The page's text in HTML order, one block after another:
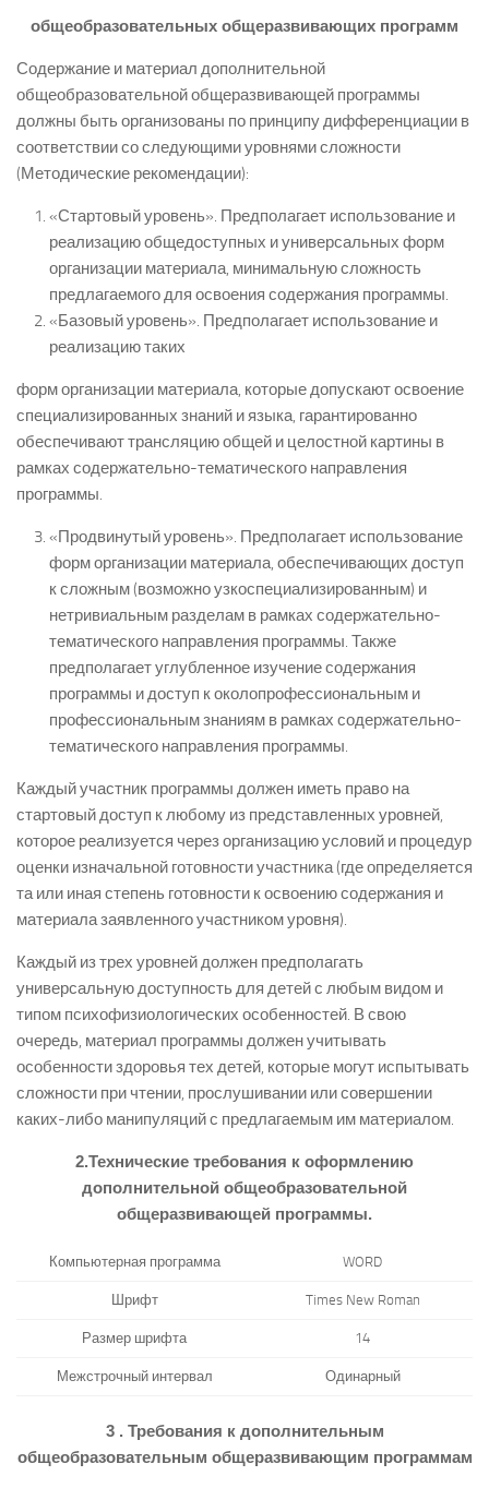
общеобразовательных общеразвивающих программ
Содержание и материал дополнительной
общеобразовательной общеразвивающей программы
должны быть организованы по принципу дифференциации в
соответствии со следующими уровнями сложности
(Методические рекомендации):
«Стартовый уровень». Предполагает использование и
реализацию общедоступных и универсальных форм
организации материала, минимальную сложность
предлагаемого для освоения содержания программы.
«Базовый уровень». Предполагает использование и
реализацию таких
форм организации материала, которые допускают освоение
специализированных знаний и языка, гарантированно
обеспечивают трансляцию общей и целостной картины в
рамках содержательно-тематического направления
программы.
«Продвинутый уровень». Предполагает использование
форм организации материала, обеспечивающих доступ
к сложным (возможно узкоспециализированным) и
нетривиальным разделам в рамках содержательно-
тематического направления программы. Также
предполагает углубленное изучение содержания
программы и доступ к околопрофессиональным и
профессиональным знаниям в рамках содержательно-
тематического направления программы.
Каждый участник программы должен иметь право на
стартовый доступ к любому из представленных уровней,
которое реализуется через организацию условий и процедур
оценки изначальной готовности участника (где определяется
та или иная степень готовности к освоению содержания и
материала заявленного участником уровня).
Каждый из трех уровней должен предполагать
универсальную доступность для детей с любым видом и
типом психофизиологических особенностей. В свою
очередь, материал программы должен учитывать
особенности здоровья тех детей, которые могут испытывать
сложности при чтении, прослушивании или совершении
каких-либо манипуляций с предлагаемым им материалом.
2.Технические требования к оформлению
дополнительной общеобразовательной
общеразвивающей программы.
Компьютерная программа WORD
Шрифт Times New Roman
Размер шрифта 14
Межстрочный интервал Одинарный
3 . Требования к дополнительным
общеобразовательным общеразвивающим программам